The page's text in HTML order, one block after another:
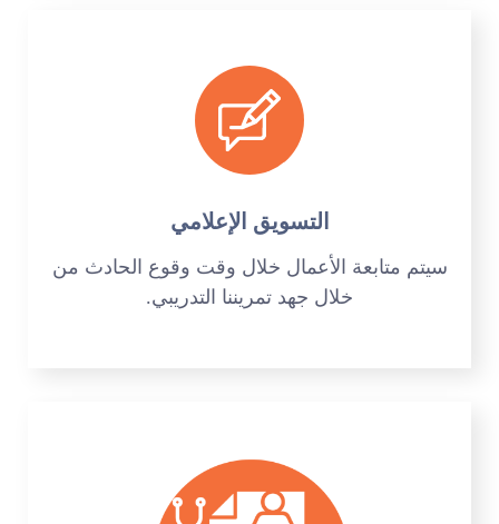
التسويق الإعلامي
سيتم متابعة الأعمال خلال وقت وقوع الحادث من
خلال جهد تمريننا التدريبي.